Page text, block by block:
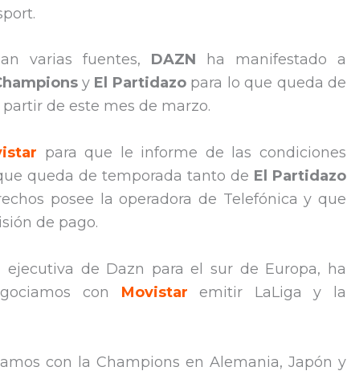
varias fuentes, DAZN ha manifestado a
y El Partidazopara lo que queda de
de este mes de marzo.
para que le informe de las condiciones
queda de temporada tanto de El Partidazo
posee la operadora de Telefónica y que
de pago.
ejecutiva de Dazn para el sur de Europa, ha
con Movistar emitir LaLiga y la
con la Champions en Alemania, Japón y